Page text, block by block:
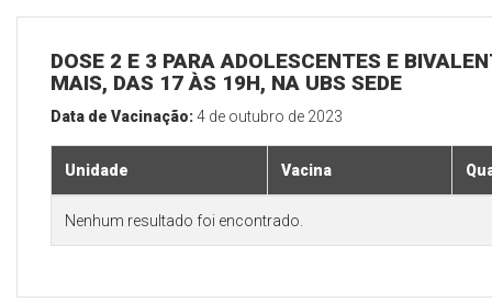
DOSE 2 E 3 PARA ADOLESCENTES E
MAIS, DAS 17 ÀS 19H, NA UBS SEDE
Data de Vacinação:4 de outubro de 2023
Unidade Vacina
Nenhum resultado foi encontrado.